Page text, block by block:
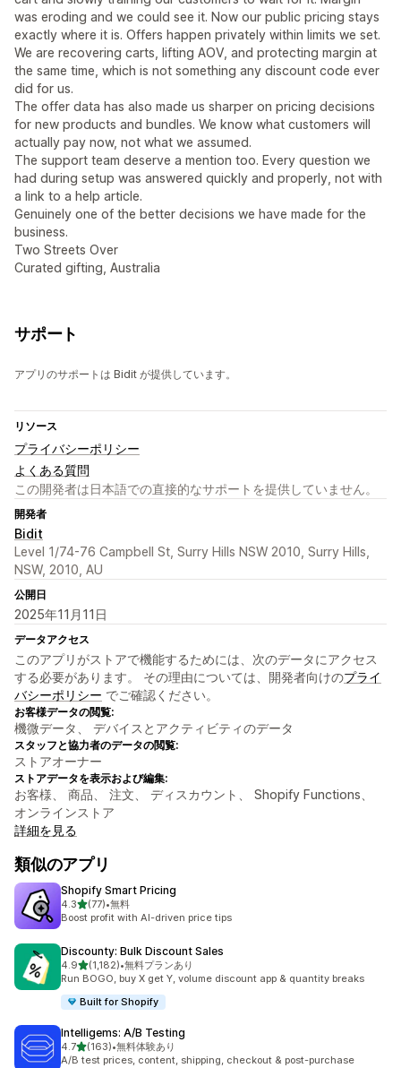
was eroding and we could see it. Now our public pricing stays
exactly where it is. Offers happen privately within limits we set.
We are recovering carts, lifting AOV, and protecting margin at
the same time, which is not something any discount code ever
did for us.
The offer data has also made us sharper on pricing decisions
for new products and bundles. We know what customers will
actually pay now, not what we assumed.
The support team deserve a mention too. Every question we
had during setup was answered quickly and properly, not with
a link to a help article.
Genuinely one of the better decisions we have made for the
business.
Two Streets Over
Curated gifting, Australia
サポート
アプリのサポートは Bidit が提供しています。
リソース
プライバシーポリシー
よくある質問
この開発者は日本語での直接的なサポートを提供していません。
開発者
Bidit
Level 1/74-76 Campbell St, Surry Hills NSW 2010, Surry Hills,
NSW, 2010, AU
公開日
2025年11月11日
データアクセス
このアプリがストアで機能するためには、次のデータにアクセス
する必要があります。 その理由については、開発者向けのプライ
バシーポリシー でご確認ください。
お客様データの閲覧:
機微データ、 デバイスとアクティビティのデータ
スタッフと協力者のデータの閲覧:
ストアオーナー
ストアデータを表示および編集:
お客様、 商品、 注文、 ディスカウント、 Shopify Functions、
オンラインストア
詳細を見る
類似のアプリ
Shopify Smart Pricing
4.35つ星中
(77)
合計レビュー数：77件
•無料
Boost profit with AI-driven price tips
Discounty: Bulk Discount Sales
4.95つ星中
(1,182)
合計レビュー数：1182件
•無料プランあり
Run BOGO, buy X get Y, volume discount app & quantity breaks
Built for Shopify
Intelligems: A/B Testing
4.75つ星中
(163)
合計レビュー数：163件
•無料体験あり
A/B test prices, content, shipping, checkout & post-purchase